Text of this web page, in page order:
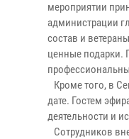
мероприятии
администрации
состав и
ценные подарки.
Кроме того, в
дате. Гостем
деятельности и
Сотрудников